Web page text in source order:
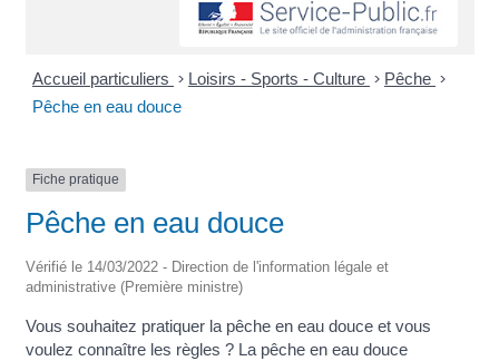
Accueil particuliers > Loisirs - Sports - Culture > Pêche >
Pêche en eau douce
Fiche pratique
Pêche en eau douce
Vérifié le 14/03/2022 - Direction de l'information légale et
administrative (Première ministre)
Vous souhaitez pratiquer la pêche en eau douce et vous
voulez connaître les règles ? La pêche en eau douce